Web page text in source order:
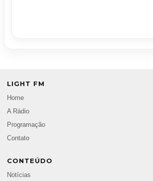
LIGHT FM
Home
A Rádio
Programação
Contato
CONTEÚDO
Notícias